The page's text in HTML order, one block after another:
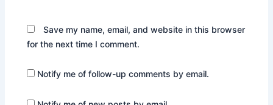
Save my name, email, and website in this browser
for the next time I comment.
Notify me of follow-up comments by email.